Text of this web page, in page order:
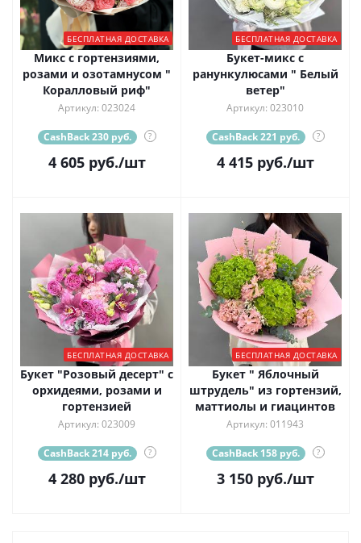
БЕСПЛАТНАЯ ДОСТАВКА
Микс с гортензиями,
розами и озотамнусом "
Коралловый риф"
Артикул: 023024
CashBack 230 руб. ?
4 605руб./шт
БЕСПЛАТНАЯ ДОСТАВКА
Букет-микс с
ранункулюсами " Белый
ветер"
Артикул: 023010
CashBack 221 руб. ?
4 415руб./шт
БЕСПЛАТНАЯ ДОСТАВКА
Букет "Розовый десерт" с
орхидеями, розами и
гортензией
Артикул: 023009
CashBack 214 руб. ?
4 280руб./шт
БЕСПЛАТНАЯ ДОСТАВКА
Букет " Яблочный
штрудель" из гортензий,
маттиолы и гиацинтов
Артикул: 011943
CashBack 158 руб. ?
3 150руб./шт